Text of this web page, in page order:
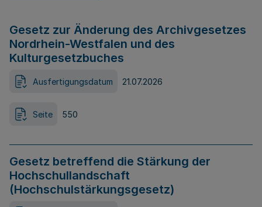
Gesetz zur Änderung des Archivgesetzes
Nordrhein-Westfalen und des
Kulturgesetzbuches
Ausfertigungsdatum 21.07.2026
Seite 550
Gesetz betreffend die Stärkung der
Hochschullandschaft
(Hochschulstärkungsgesetz)